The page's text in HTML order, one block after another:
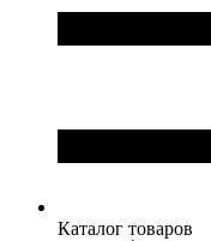
Каталог товаров